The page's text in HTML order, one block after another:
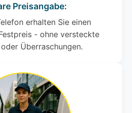
Preisangabe:
erhalten Sie einen
- ohne versteckte
Überraschungen.